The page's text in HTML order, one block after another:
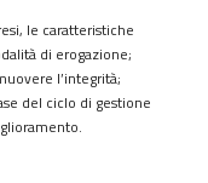
le caratteristiche
di erogazione;
l’integrità;
del ciclo di gestione